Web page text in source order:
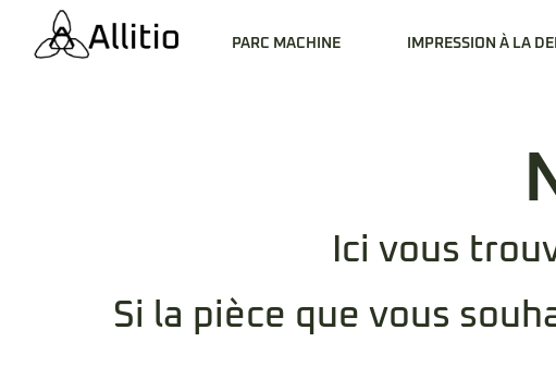
PARC MACHINE IMPRESSION À LA
Ici vous
Si la pièce que vous